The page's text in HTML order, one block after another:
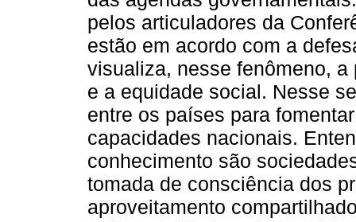
pelos articuladores da
estão em acordo com a
visualiza, nesse fenômeno,
e a equidade social. Nesse
entre os países para
capacidades nacionais.
conhecimento são
tomada de consciência dos
aproveitamento